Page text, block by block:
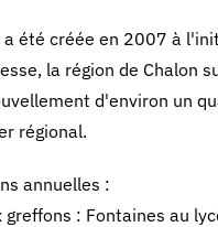
été créée en 2007 à
la région de Chalon
d'environ un
régional.
annuelles :
greffons : Fontaines au